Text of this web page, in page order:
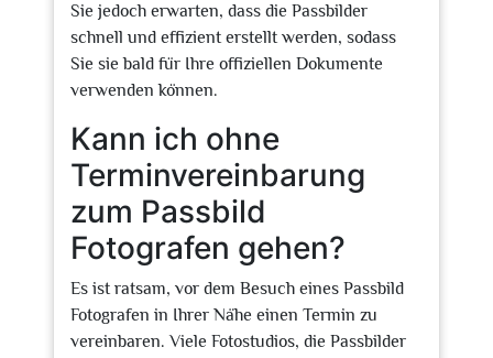
Sie jedoch erwarten, dass die Passbilder
schnell und effizient erstellt werden, sodass
Sie sie bald für Ihre offiziellen Dokumente
verwenden können.
Kann ich ohne
Terminvereinbarung
zum Passbild
Fotografen gehen?
Es ist ratsam, vor dem Besuch eines Passbild
Fotografen in Ihrer Nähe einen Termin zu
vereinbaren. Viele Fotostudios, die Passbilder